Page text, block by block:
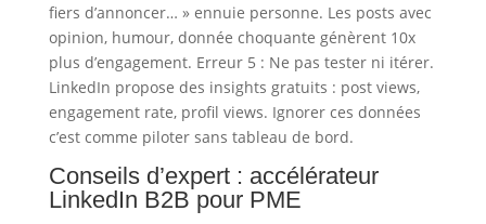
fiers d’annoncer… » ennuie personne. Les posts avec
opinion, humour, donnée choquante génèrent 10x
plus d’engagement. Erreur 5 : Ne pas tester ni itérer.
LinkedIn propose des insights gratuits : post views,
engagement rate, profil views. Ignorer ces données
c’est comme piloter sans tableau de bord.
Conseils d’expert : accélérateur
LinkedIn B2B pour PME